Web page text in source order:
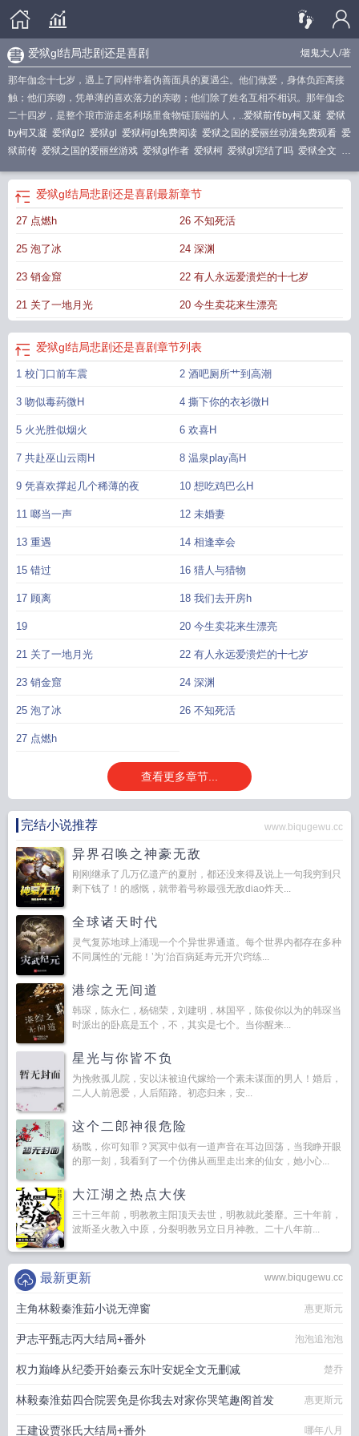
烟鬼大人/著
爱狱gl结局悲剧还是喜剧
那年伽念十七岁，遇上了同样带着伪善面具的夏遇尘。他们做爱，身体负距离接
触；他们亲吻，凭单薄的喜欢落力的亲吻；他们除了姓名互相不相识。那年伽念
二十四岁，是整个琅市游走名利场里食物链顶端的人，..爱狱前传by柯又凝 爱狱
by柯又凝 爱狱gl2 爱狱gl 爱狱柯gl免费阅读 爱狱之国的爱丽丝动漫免费观看 爱
狱前传 爱狱之国的爱丽丝游戏 爱狱gl作者 爱狱柯 爱狱gl完结了吗 爱狱全文 爱
爱狱王子智利电影 爱狱之国的爱丽丝
狱终章全集观看
影爱狱gi爱狱柯又罗明 爱狱难逃 我是鱼 爱狱之牢在线阅读
狱gl 前传爱狱什么意思 爱狱gl正文
难逃爱狱完整版 爱狱gl无弹窗爱狱柯又疑爱狱终章短剧
读爱狱之国的爱丽丝动漫 爱狱(1971)[演员爱狱gl前传爱狱gl两部
凝结局是什么爱狱gl免费观看爱狱(监狱)爱狱gl结局
爱狱gl结局悲剧还是喜剧最新章节
27 点燃h 26 不知死活
25 泡了冰 24 深渊
23 销金窟 22 有人永远爱溃烂的十七岁
21 关了一地月光 20 今生卖花来生漂亮
爱狱gl结局悲剧还是喜剧章节列表
1 校门口前车震 2 酒吧厕所艹到高潮
3 吻似毒药微H 4 撕下你的衣衫微H
5 火光胜似烟火 6 欢喜H
7 共赴巫山云雨H 8 温泉play高H
9 凭喜欢撑起几个稀薄的夜 10 想吃鸡巴么H
11 啷当一声 12 未婚妻
13 重遇 14 相逢幸会
15 错过 16 猎人与猎物
17 顾离 18 我们去开房h
19 20 今生卖花来生漂亮
21 关了一地月光 22 有人永远爱溃烂的十七岁
23 销金窟 24 深渊
25 泡了冰 26 不知死活
27 点燃h
查看更多章节...
完结小说推荐 www.biqugewu.cc
异界召唤之神豪无敌
刚刚继承了几万亿遗产的夏肘，都还没来得及说上一句我穷到只
剩下钱了！的感慨，就带着号称最强无敌diao炸天...
全球诸天时代
灵气复苏地球上涌现一个个异世界通道。每个世界内都存在多种
不同属性的‘元能！’为‘治百病延寿元开穴窍练...
港综之无间道
韩琛，陈永仁，杨锦荣，刘建明，林国平，陈俊你以为的韩琛当
时派出的卧底是五个，不，其实是七个。当你醒来...
星光与你皆不负
为挽救孤儿院，安以沫被迫代嫁给一个素未谋面的男人！婚后，
二人人前恩爱，人后陌路。初恋归来，安...
这个二郎神很危险
杨戬，你可知罪？冥冥中似有一道声音在耳边回荡，当我睁开眼
的那一刻，我看到了一个仿佛从画里走出来的仙女，她小心...
大江湖之热点大侠
三十三年前，明教教主阳顶天去世，明教就此萎靡。三十年前，
波斯圣火教入中原，分裂明教另立日月神教。二十八年前...
www.biqugewu.cc
最新更新
主角林毅秦淮茹小说无弹窗 惠更斯元
尹志平甄志丙大结局+番外 泡泡追泡泡
权力巅峰从纪委开始秦云东叶安妮全文无删减 楚乔
林毅秦淮茹四合院罢免是你我去对家你哭笔趣阁首发 惠更斯元
王建设贾张氏大结局+番外 哪年八月